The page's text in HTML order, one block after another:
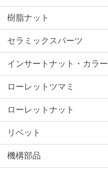
樹脂ナット
セラミックスパーツ
インサートナット・カラー
ローレットツマミ
ローレットナット
リベット
機構部品